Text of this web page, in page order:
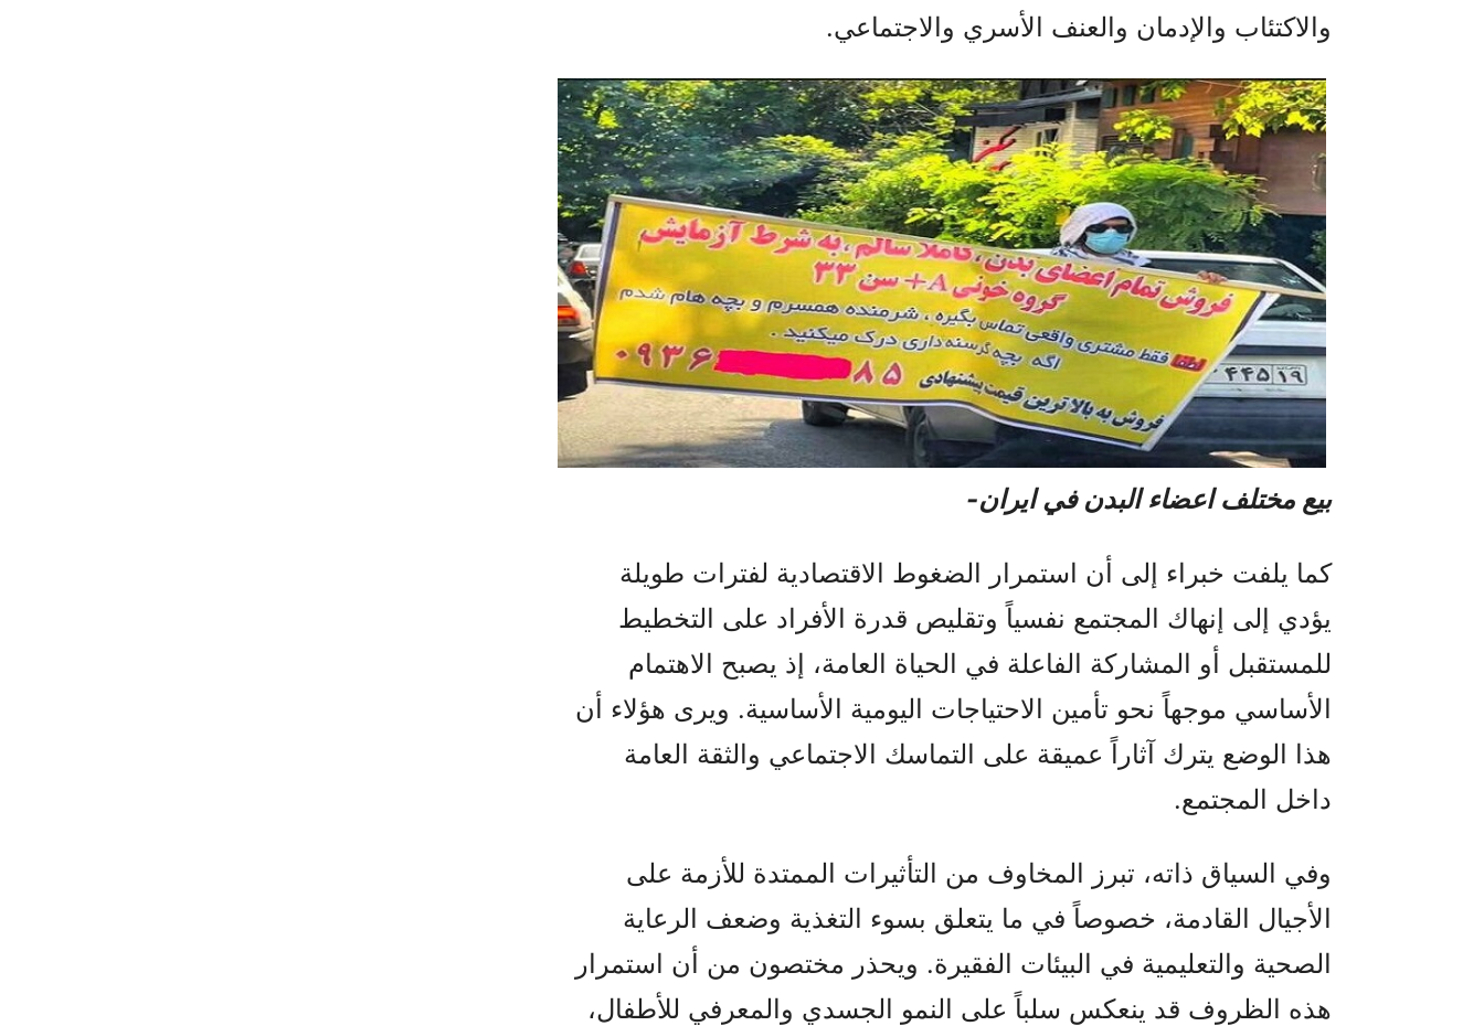
والاكتئاب والإدمان والعنف الأسري والاجتماعي.
بیع مختلف اعضاء البدن في ایران-
كما يلفت خبراء إلى أن استمرار الضغوط الاقتصادية لفترات طويلة
يؤدي إلى إنهاك المجتمع نفسياً وتقليص قدرة الأفراد على التخطيط
للمستقبل أو المشاركة الفاعلة في الحياة العامة، إذ يصبح الاهتمام
الأساسي موجهاً نحو تأمين الاحتياجات اليومية الأساسية. ويرى هؤلاء أن
هذا الوضع يترك آثاراً عميقة على التماسك الاجتماعي والثقة العامة
داخل المجتمع.
وفي السياق ذاته، تبرز المخاوف من التأثيرات الممتدة للأزمة على
الأجيال القادمة، خصوصاً في ما يتعلق بسوء التغذية وضعف الرعاية
الصحية والتعليمية في البيئات الفقيرة. ويحذر مختصون من أن استمرار
هذه الظروف قد ينعكس سلباً على النمو الجسدي والمعرفي للأطفال،